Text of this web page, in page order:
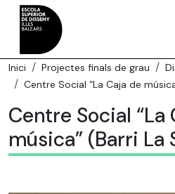
Inici Projectes finals de grau
Centre Social “La Caja de
Centre Social “La
música” (Barri La